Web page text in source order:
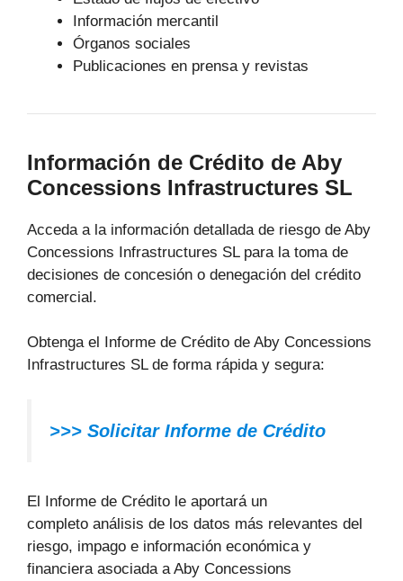
Información mercantil
Órganos sociales
Publicaciones en prensa y revistas
Información de Crédito de Aby
Concessions Infrastructures SL
Acceda a la información detallada de riesgo de Aby
Concessions Infrastructures SL para la toma de
decisiones de concesión o denegación del crédito
comercial.
Obtenga el Informe de Crédito de Aby Concessions
Infrastructures SL de forma rápida y segura:
>>> Solicitar Informe de Crédito
El Informe de Crédito le aportará un
completo análisis de los datos más relevantes del
riesgo, impago e información económica y
financiera asociada a Aby Concessions